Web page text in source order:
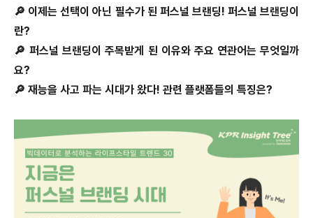
🔎 이제는 선택이 아닌 필수가 된 퍼스널 브랜딩! 퍼스널 브랜딩이
란?
🔎 퍼스널 브랜딩이 주목받게 된 이유와 주요 연관어는 무엇일까
요?
🔎 재능을 사고 파는 시대가 왔다! 관련 플랫폼들의 특징은?